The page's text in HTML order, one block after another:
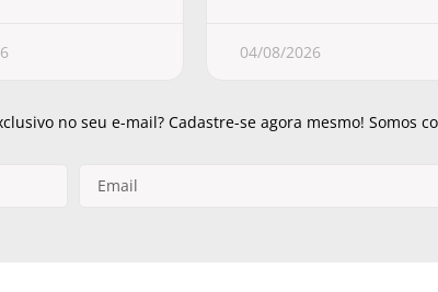
04/08/2026
no seu e-mail? Cadastre-se agora mesmo! Somos